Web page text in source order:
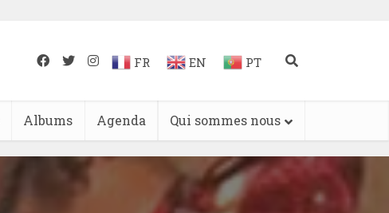
FR EN PT
Albums Agenda Qui sommes nous